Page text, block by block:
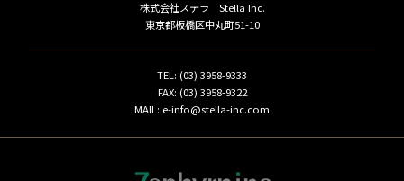
株式会社ステラ Stella Inc.
東京都板橋区中丸町51-10
TEL: (03) 3958-9333
FAX: (03) 3958-9322
MAIL: e-info@stella-inc.com